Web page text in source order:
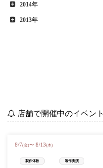
2014年
2013年
店舗で開催中のイベント
8/7(金)〜 8/13(木)
製作体験 製作実演